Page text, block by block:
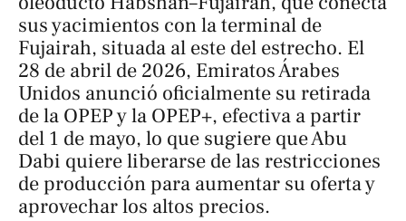
sus yacimientos con la terminal de
Fujairah, situada al este del estrecho. El
28 de abril de 2026, Emiratos Árabes
Unidos anunció oficialmente su retirada
de la OPEP y la OPEP+, efectiva a partir
del 1 de mayo, lo que sugiere que Abu
Dabi quiere liberarse de las restricciones
de producción para aumentar su oferta y
aprovechar los altos precios.